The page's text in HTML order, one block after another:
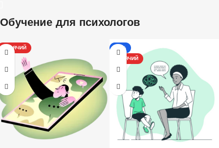
Обучение для психологов
ГОРЯЧИЙ
-17%
ГОРЯЧИЙ